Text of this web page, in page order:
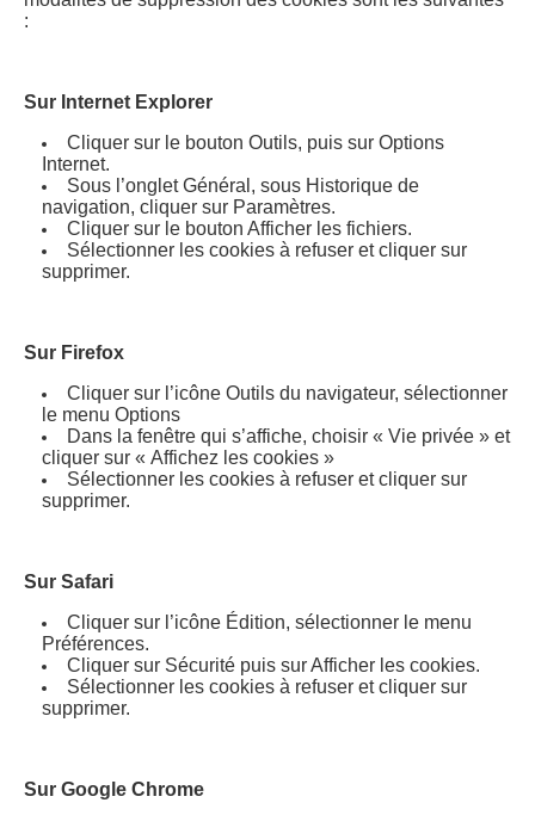
:
Sur Internet Explorer
Cliquer sur le bouton Outils, puis sur Options
Internet.
Sous l’onglet Général, sous Historique de
navigation, cliquer sur Paramètres.
Cliquer sur le bouton Afficher les fichiers.
Sélectionner les cookies à refuser et cliquer sur
supprimer.
Sur Firefox
Cliquer sur l’icône Outils du navigateur, sélectionner
le menu Options
Dans la fenêtre qui s’affiche, choisir « Vie privée » et
cliquer sur « Affichez les cookies »
Sélectionner les cookies à refuser et cliquer sur
supprimer.
Sur Safari
Cliquer sur l’icône Édition, sélectionner le menu
Préférences.
Cliquer sur Sécurité puis sur Afficher les cookies.
Sélectionner les cookies à refuser et cliquer sur
supprimer.
Sur Google Chrome